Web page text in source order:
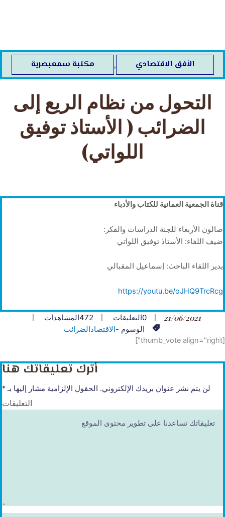
الأفق الاقتصادي , مكتبة سمعبصرية
التحول من نظام الريع إلى
الضرائب ( الأستاذ توفيق
اللواتي)
قناة الجمعية العمانية للكتاب والأدباء
صالون الأربعاء للجنة الدراسات والفكر:
ضيف اللقاء: الأستاذ توفيق اللواتي
يدير اللقاء الباحث: إسماعيل المقبالي
https://youtu.be/oJHQ9TrcRcg
21/06/2021
0التعليقات 472المشاهدات
الوسوم -الاقتصادالضرائب
[thumb_vote align="right"]
أترك تعليقاتك هنا
لن يتم نشر عنوان بريدك الإلكتروني. الحقول الإلزامية مشار إليها بـ*
التعليقات